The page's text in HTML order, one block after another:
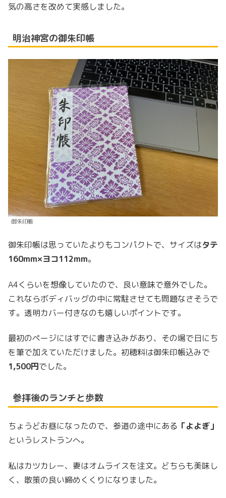
気の高さを改めて実感しました。
明治神宮の御朱印帳
御朱印帳
御朱印帳は思っていたよりもコンパクトで、サイズはタテ
160mm×ヨコ112mm。
A4くらいを想像していたので、良い意味で意外でした。
これならボディバッグの中に常駐させても問題なさそうで
す。透明カバー付きなのも嬉しいポイントです。
最初のページにはすでに書き込みがあり、その場で日にち
を筆で加えていただけました。初穂料は御朱印帳込みで
1,500円でした。
参拝後のランチと歩数
ちょうどお昼になったので、参道の途中にある 「よよぎ」
というレストランへ。
私はカツカレー、妻はオムライスを注文。どちらも美味し
く、散策の良い締めくくりになりました。